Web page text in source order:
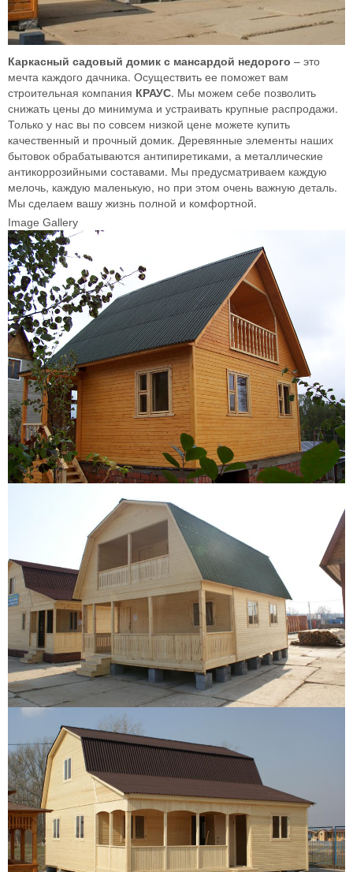
Каркасный садовый домик с мансардой недорого – это
мечта каждого дачника. Осуществить ее поможет вам
строительная компания КРАУС. Мы можем себе позволить
снижать цены до минимума и устраивать крупные распродажи.
Только у нас вы по совсем низкой цене можете купить
качественный и прочный домик. Деревянные элементы наших
бытовок обрабатываются антипиретиками, а металлические
антикоррозийными составами. Мы предусматриваем каждую
мелочь, каждую маленькую, но при этом очень важную деталь.
Мы сделаем вашу жизнь полной и комфортной.
Image Gallery